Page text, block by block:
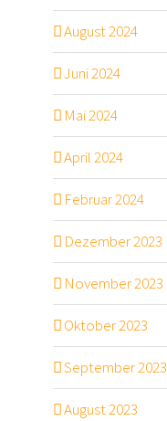
August 2024
Juni 2024
Mai 2024
April 2024
Februar 2024
Dezember 2023
November 2023
Oktober 2023
September 2023
August 2023